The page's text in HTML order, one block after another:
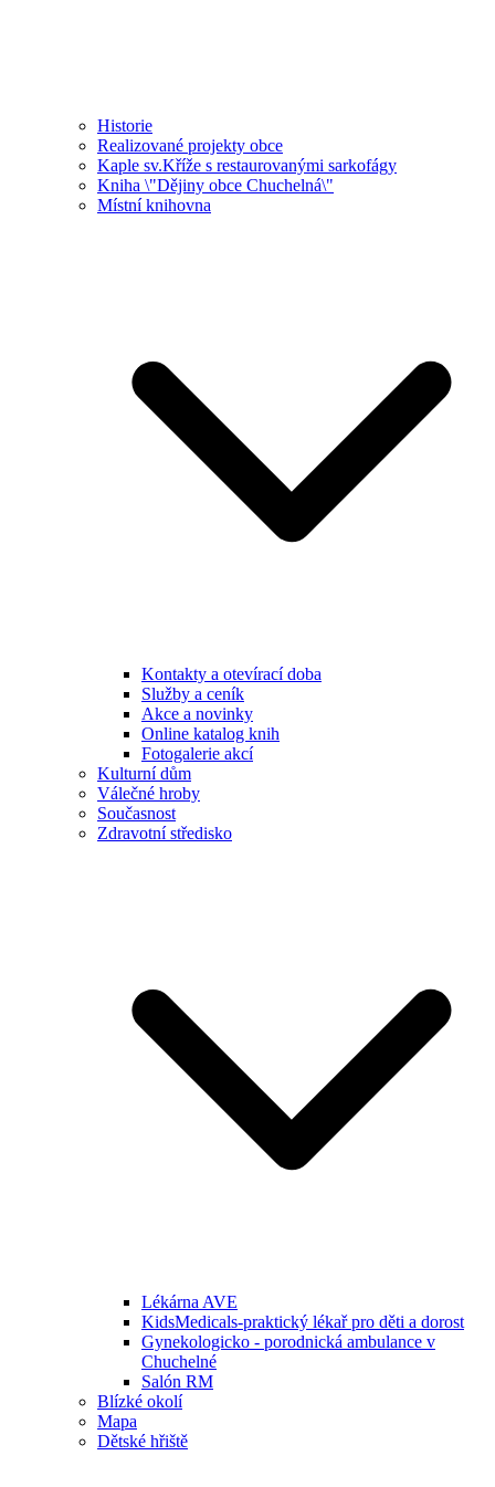
Historie
Realizované projekty obce
Kaple sv.Kříže s restaurovanými sarkofágy
Kniha \"Dějiny obce Chuchelná\"
Místní knihovna
Kontakty a otevírací doba
Služby a ceník
Akce a novinky
Online katalog knih
Fotogalerie akcí
Kulturní dům
Válečné hroby
Současnost
Zdravotní středisko
Lékárna AVE
KidsMedicals-praktický lékař pro děti a dorost
Gynekologicko - porodnická ambulance v
Chuchelné
Salón RM
Blízké okolí
Mapa
Dětské hřiště